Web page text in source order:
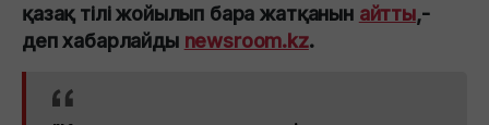
қазақ тілі жойылып бара жатқанын айтты,-
деп хабарлайды newsroom.kz.